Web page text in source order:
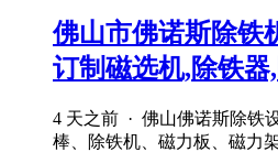
佛山市佛诺斯除铁
订制磁选机,除铁器
4 天之前 · 佛山佛诺斯除铁
棒、除铁机、磁力板、磁力